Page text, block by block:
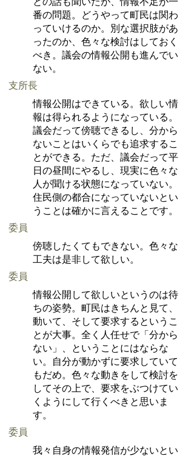
番の問題。どうやって町民は関わ
っていけるのか。別な選択肢があ
ったのか、色々な検討はしておく
べき。議会の情報公開も進んでい
ない。
支所長
情報公開はできている。欲しい情
報は得られるようになっている。
議会だって傍聴できるし、分から
ないことはいくらでも追求するこ
とができる。ただ、議会だって平
日の昼間にやるし、現実に色々な
人が聞ける状態になっていない。
住民側の都合になっていないとい
うことは確かに言えることです。
委員
傍聴したくてもできない。色々な
工夫は是非して欲しい。
委員
情報公開して欲しいというのは待
ちの姿勢。町民はきちんと見て、
動いて、そして要求するというこ
とが大事。全く人任せで「分から
ない」、ということにはならな
い。自分が動かずに要求していて
もだめ。色々な動きをして検討を
してその上で、要求をぶつけてい
くようにして行くべきと思いま
す。
委員
我々自身の情報発信が少ないとい